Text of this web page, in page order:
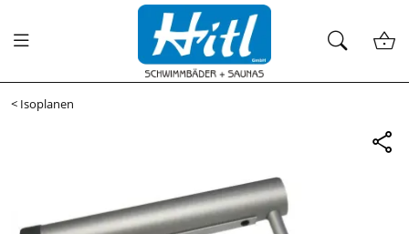
< Isoplanen